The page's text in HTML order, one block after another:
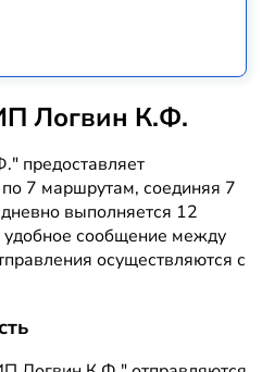
Логвин К.Ф.
предоставляет
7 маршрутам, соединяя 7
выполняется 12
сообщение между
осуществляются с